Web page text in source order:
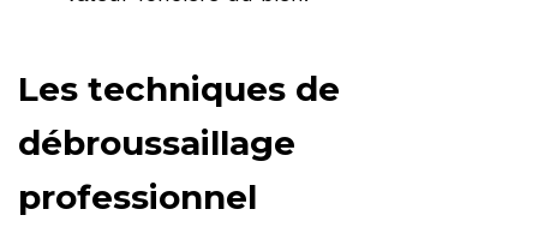
Les techniques de
débroussaillage
professionnel